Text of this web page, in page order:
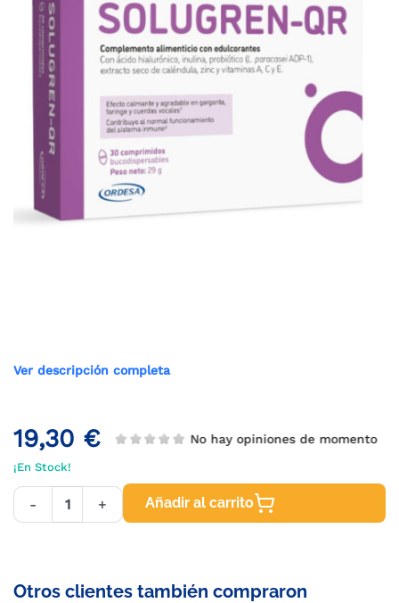
Ver descripción completa
19,30 € No hay opiniones de momento
¡En Stock!
- + Añadir al carrito
Otros clientes también compraron